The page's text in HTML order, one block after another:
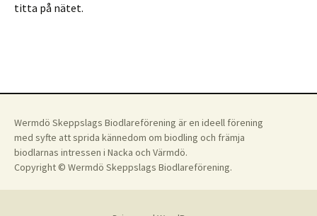
titta på nätet.
Wermdö Skeppslags Biodlareförening är en ideell förening
med syfte att sprida kännedom om biodling och främja
biodlarnas intressen i Nacka och Värmdö.
Copyright © Wermdö Skeppslags Biodlareförening.